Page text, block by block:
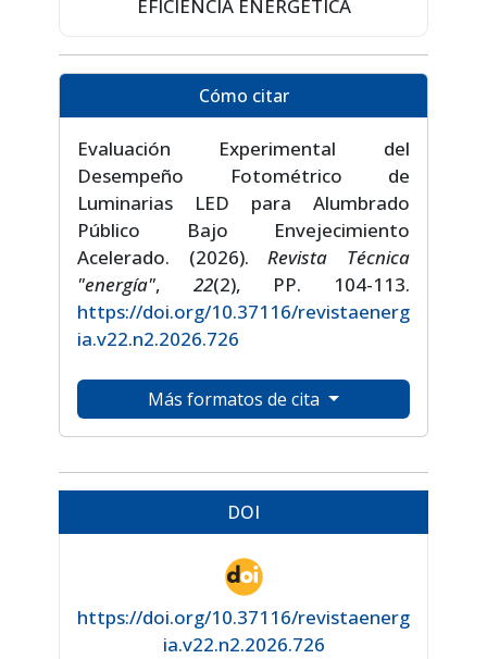
EFICIENCIA ENERGÉTICA
Cómo citar
Evaluación Experimental del
Desempeño Fotométrico de
Luminarias LED para Alumbrado
Público Bajo Envejecimiento
Acelerado. (2026).Revista Técnica
"energía", 22(2), PP. 104-113.
https://doi.org/10.37116/revistaenerg
ia.v22.n2.2026.726
Más formatos de cita
DOI
https://doi.org/10.37116/revistaenerg
ia.v22.n2.2026.726